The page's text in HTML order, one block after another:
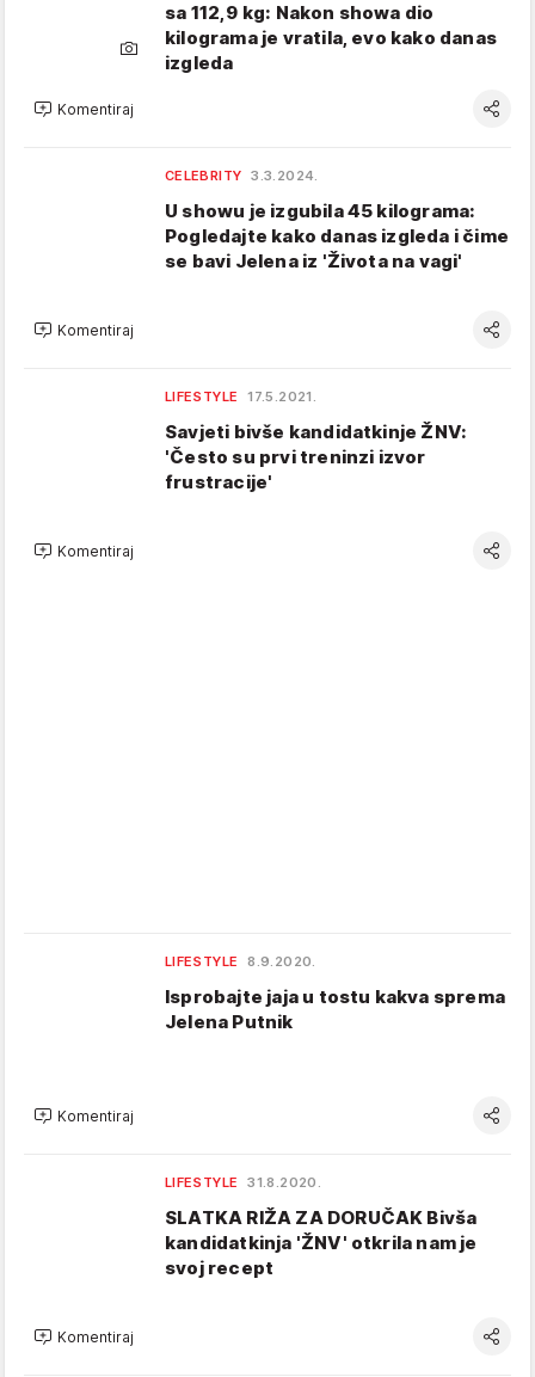
sa 112,9 kg: Nakon showa dio
kilograma je vratila, evo kako danas
izgleda
Komentiraj
CELEBRITY 3.3.2024.
U showu je izgubila 45 kilograma:
Pogledajte kako danas izgleda i čime
se bavi Jelena iz 'Života na vagi'
Komentiraj
LIFESTYLE 17.5.2021.
Savjeti bivše kandidatkinje ŽNV:
'Često su prvi treninzi izvor
frustracije'
Komentiraj
LIFESTYLE 8.9.2020.
Isprobajte jaja u tostu kakva sprema
Jelena Putnik
Komentiraj
LIFESTYLE 31.8.2020.
SLATKA RIŽA ZA DORUČAK Bivša
kandidatkinja 'ŽNV' otkrila nam je
svoj recept
Komentiraj